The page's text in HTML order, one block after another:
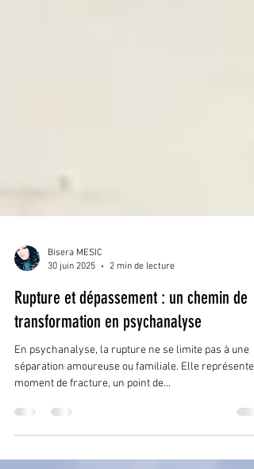
Bisera MESIC
30 juin 2025
2 min de lecture
Rupture et dépassement : un chemin de
transformation en psychanalyse
En psychanalyse, la rupture ne se limite pas à une